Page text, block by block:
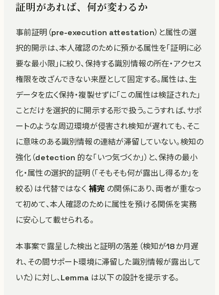
証明があれば、何が変わるか
事前証明（pre-execution attestation）と属性の選
択的開示は、本人確認のために預かる属性を「証明に必
要な最小限」に絞り、保持する識別情報の所在・アクセス
権限を改ざんできない来歴として固定する。属性は、生
データを広く保持・複製せずに「この属性は検証された」
ことだけを選択的に開示する形で扱う。こうすれば、サポ
ートのような周辺環境が侵害され検知が遅れても、そこ
に意味のある識別情報の連結が滞留していない。検知の
強化（detection 的な「いつ気づくか」）と、保持の最小
化・属性の選択的証明（「そもそも何が露出し得るか」を
絞る）は代替ではなく 補完 の関係にあり、両者が重なっ
て初めて、本人確認のために属性を預ける関係を実務
に安心して載せられる。
本事案で露呈した検出と証明の落差（検知が18か月遅
れ、その間サポート環境に滞留した識別情報が露出して
いた）に対し、Lemma は以下の設計を提示する。